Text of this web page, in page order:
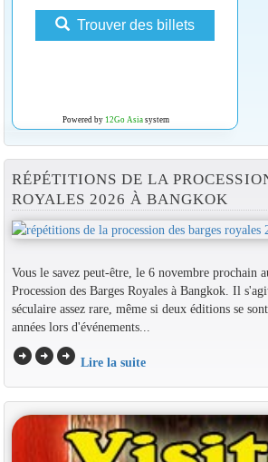
Trouver des billets
Powered by 12Go Asiasystem
RÉPÉTITIONS DE LA
ROYALES 2026 À BANGKOK
Vous le savez peut-être, le 6 novembre prochain
Procession des Barges Royales à Bangkok. Il
séculaire assez rare, même si deux éditions se
années lors d'événements...
arrow_circle_rightarrow_circle_rightarrow_circle_right Lire la suite